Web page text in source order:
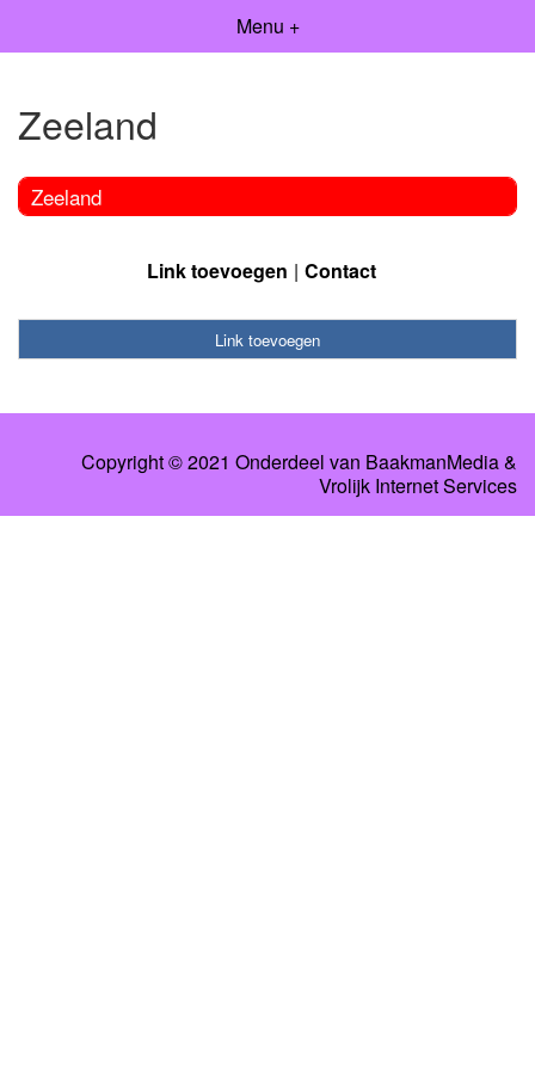
Menu +
Zeeland
Zeeland
Link toevoegen Contact
Link toevoegen
Copyright © 2021 Onderdeel van BaakmanMedia&
Vrolijk Internet Services